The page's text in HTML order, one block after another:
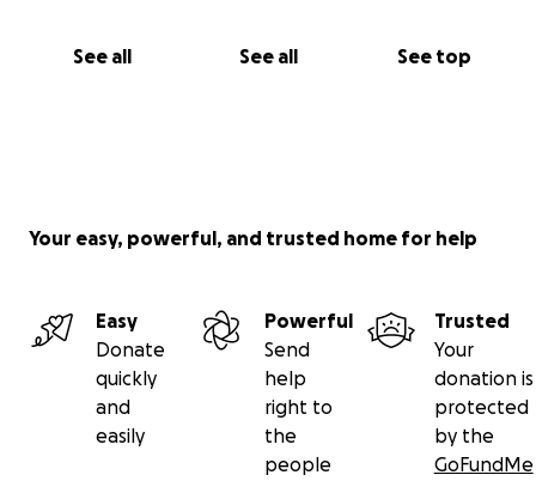
See all See all See top
Your easy, powerful, and trusted home for help
Easy
Donate
quickly
and
easily
Powerful
Send
help
right to
the
people
Trusted
Your
donation is
protected
by the
GoFundMe